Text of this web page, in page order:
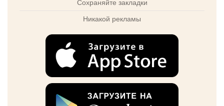
Сохраняйте закладки
Никакой рекламы